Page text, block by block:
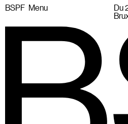
BSPF Menu Du